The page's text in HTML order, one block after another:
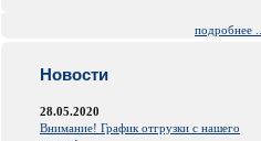
подробнее ...
Новости
28.05.2020
Внимание! График отгрузки с нашего